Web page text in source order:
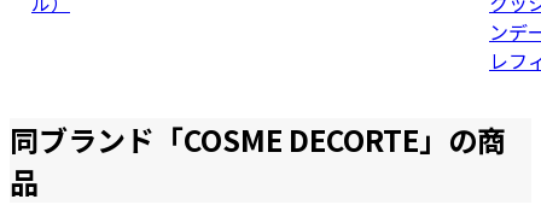
ン
レフ
同ブランド「COSME DECORTE」の商
品